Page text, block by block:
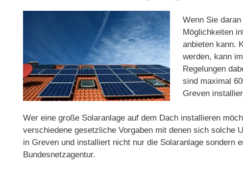
Wenn Sie
Möglichkeiten
anbieten kann.
werden, kann
Regelungen
sind maximal
Greven
Wer eine große Solaranlage auf dem Dach installieren
verschiedene gesetzliche Vorgaben mit denen sich solche
in Greven und installiert nicht nur die Solaranlage sondern
Bundesnetzagentur.